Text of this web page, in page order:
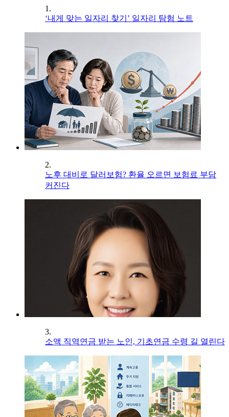
1.
‘내게 맞는 일자리 찾기’ 일자리 탐험 노트
2.
노후 대비로 달러보험? 환율 오르면 보험료 부담
커진다
3.
소액 직역연금 받는 노인, 기초연금 수령 길 열린다